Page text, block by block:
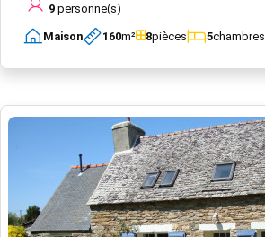
9 personne(s)
Maison 160m² 8pièces 5chambres